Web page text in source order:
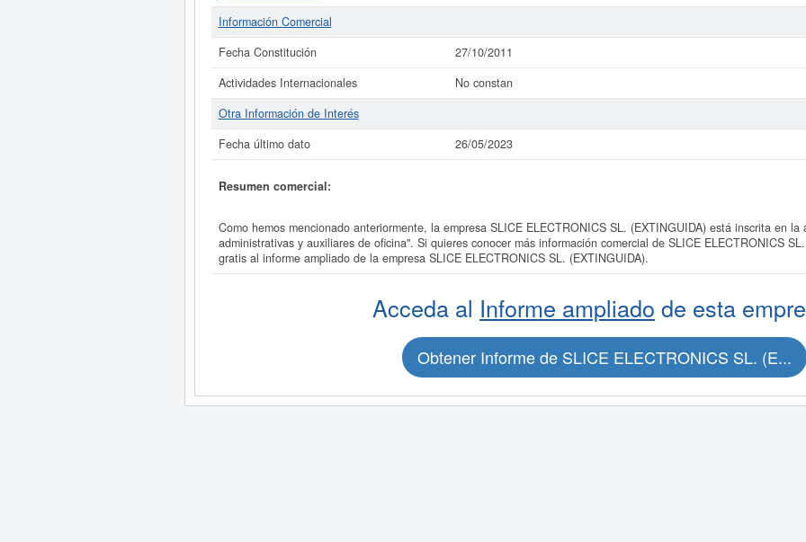
Información Comercial
Fecha Constitución
27/10/2011
Actividades Internacionales
No constan
Otra Información de Interés
Fecha último dato
26/05/2023
Resumen comercial:
Como hemos mencionado anteriormente, la empresa SLICE ELECTRONICS SL. (EXTINGUIDA) está inscrita en
administrativas y auxiliares de oficina". Si quieres conocer más información comercial de SLICE ELECTRONICS
gratis al informe ampliado de la empresa SLICE ELECTRONICS SL. (EXTINGUIDA).
Acceda al Informe ampliado de esta
Obtener Informe de SLICE ELECTRONICS SL. (E...